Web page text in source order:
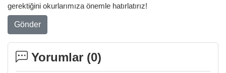
gerektiğini okurlarımıza önemle hatırlatırız!
Gönder
Yorumlar (0)